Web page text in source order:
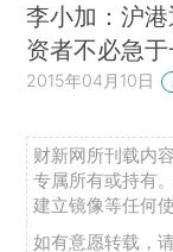
李小加：沪
资者不必急
2015年04月10日
财新网所刊载内
专属所有或持有
建立镜像等任何使
如有意愿转载，